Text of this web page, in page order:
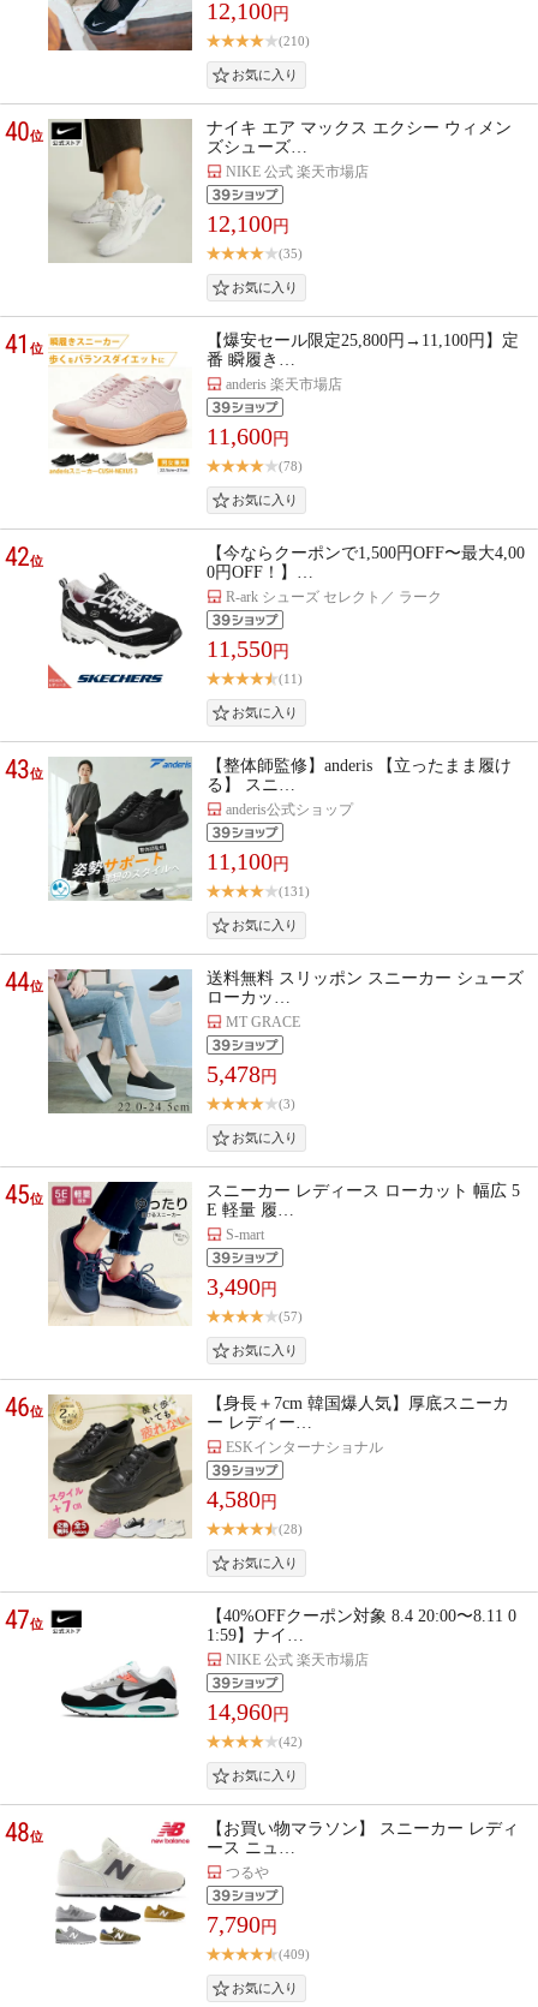
12,100円
(210)
40位
ナイキ エア マックス エクシー ウィメン
ズシューズ…
NIKE 公式 楽天市場店
12,100円
(35)
41位
【爆安セール限定25,800円→11,100円】定
番 瞬履き…
anderis 楽天市場店
11,600円
(78)
42位
【今ならクーポンで1,500円OFF〜最大4,00
0円OFF！】…
R-ark シューズ セレクト／ ラーク
11,550円
(11)
43位
【整体師監修】anderis 【立ったまま履け
る】 スニ…
anderis公式ショップ
11,100円
(131)
44位
送料無料 スリッポン スニーカー シューズ
ローカッ…
MT GRACE
5,478円
(3)
45位
スニーカー レディース ローカット 幅広 5
E 軽量 履…
S-mart
3,490円
(57)
46位
【身長＋7cm 韓国爆人気】厚底スニーカ
ー レディー…
ESKインターナショナル
4,580円
(28)
47位
【40%OFFクーポン対象 8.4 20:00〜8.11 0
1:59】ナイ…
NIKE 公式 楽天市場店
14,960円
(42)
48位
【お買い物マラソン】 スニーカー レディ
ース ニュ…
つるや
7,790円
(409)